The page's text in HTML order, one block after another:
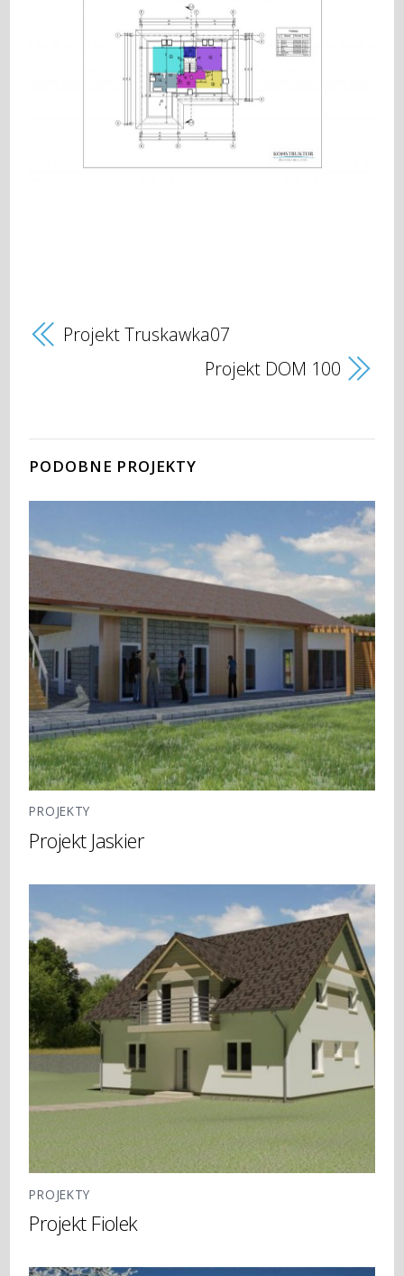
Projekt Truskawka07
Projekt DOM 100
PODOBNE PROJEKTY
PROJEKTY
Projekt Jaskier
PROJEKTY
Projekt Fiolek